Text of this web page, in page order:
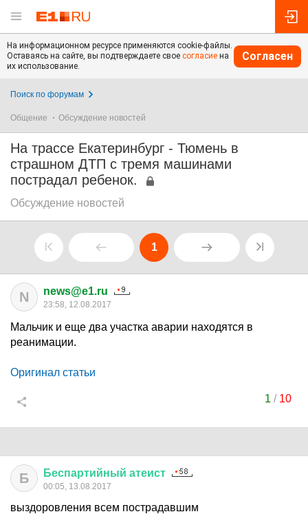
На информационном ресурсе применяются cookie-файлы.
Оставаясь на сайте, вы подтверждаете свое согласие на
их использование.
Согласен
Поиск по форумам
Общение Обсуждение новостей
На трассе Екатеринбург - Тюмень в
страшном ДТП с тремя машинами
пострадал ребенок.
Обсуждение новостей
1
N news@e1.ru
23:58, 12.08.2017
Мальчик и еще два участка аварии находятся в
реанимации.
Оригинал статьи
1 / 10
Б Беспартийный атеист
00:05, 13.08.2017
выздоровления всем пострадавшим